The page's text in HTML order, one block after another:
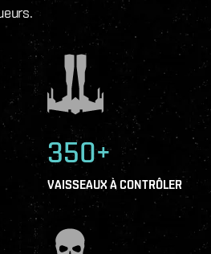
350+
VAISSEAUX À CONTRÔLER